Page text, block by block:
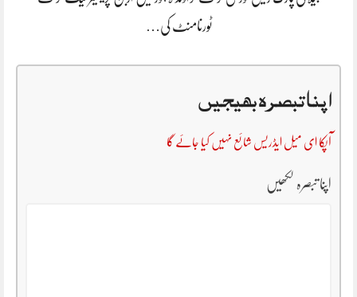
ٹورنامنٹ کی…
اپنا تبصرہ بھیجیں
آپکا ای میل ایڈریس شائع نہیں کیا جائے گا
اپنا تبصرہ لکھیں